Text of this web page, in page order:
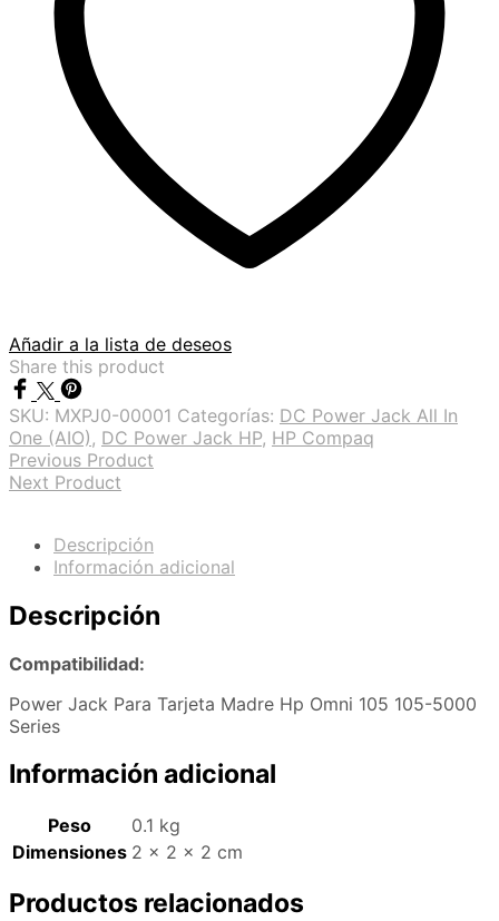
Añadir a la lista de deseos
Share this product
SKU: MXPJ0-00001 Categorías: DC Power Jack All In
One (AIO), DC Power Jack HP, HP Compaq
Previous Product
Next Product
Descripción
Información adicional
Descripción
Compatibilidad:
Power Jack Para Tarjeta Madre Hp Omni 105 105-5000
Series
Información adicional
Peso
0.1 kg
Dimensiones 2 × 2 × 2 cm
Productos relacionados